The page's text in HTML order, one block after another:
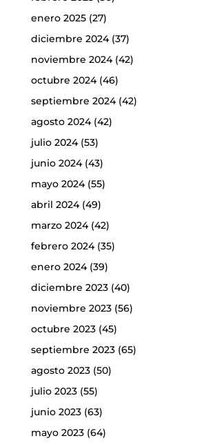
enero 2025(27)
diciembre 2024(37)
noviembre 2024(42)
octubre 2024(46)
septiembre 2024(42)
agosto 2024(42)
julio 2024(53)
junio 2024(43)
mayo 2024(55)
abril 2024(49)
marzo 2024(42)
febrero 2024(35)
enero 2024(39)
diciembre 2023(40)
noviembre 2023(56)
octubre 2023(45)
septiembre 2023(65)
agosto 2023(50)
julio 2023(55)
junio 2023(63)
mayo 2023(64)